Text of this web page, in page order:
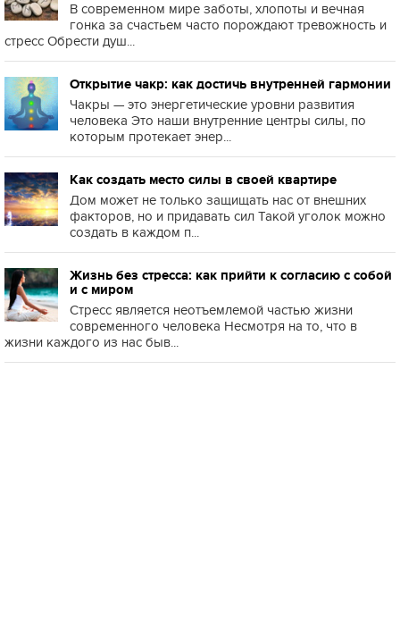
В современном мире заботы, хлопоты и вечная
гонка за счастьем часто порождают тревожность и
стресс Обрести душ...
Открытие чакр: как достичь внутренней гармонии
Чакры — это энергетические уровни развития
человека Это наши внутренние центры силы, по
которым протекает энер...
Как создать место силы в своей квартире
Дом может не только защищать нас от внешних
факторов, но и придавать сил Такой уголок можно
создать в каждом п...
Жизнь без стресса: как прийти к согласию с собой
и с миром
Стресс является неотъемлемой частью жизни
современного человека Несмотря на то, что в
жизни каждого из нас быв...